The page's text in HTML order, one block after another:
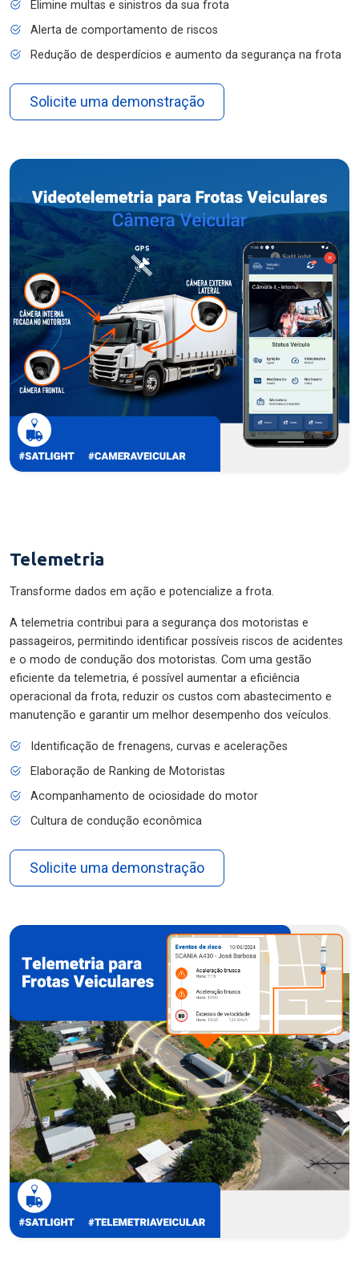
Elimine multas e sinistros da sua frota
Alerta de comportamento de riscos
Redução de desperdícios e aumento da segurança na frota
Solicite uma demonstração
Telemetria
Transforme dados em ação e potencialize a frota.
A telemetria contribui para a segurança dos motoristas e
passageiros, permitindo identificar possíveis riscos de acidentes
e o modo de condução dos motoristas. Com uma gestão
eficiente da telemetria, é possível aumentar a eficiência
operacional da frota, reduzir os custos com abastecimento e
manutenção e garantir um melhor desempenho dos veículos.
Identificação de frenagens, curvas e acelerações
Elaboração de Ranking de Motoristas
Acompanhamento de ociosidade do motor
Cultura de condução econômica
Solicite uma demonstração